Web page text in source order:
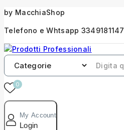
by MacchiaShop
Telefono e Whtsapp 3349181147
0
My Account
Login